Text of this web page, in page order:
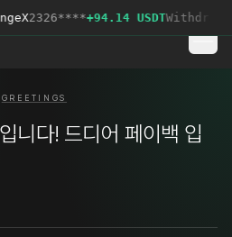
2326****+94.14 USDTWithdrawn
GREETINGS
니다! 드디어 페이백 입